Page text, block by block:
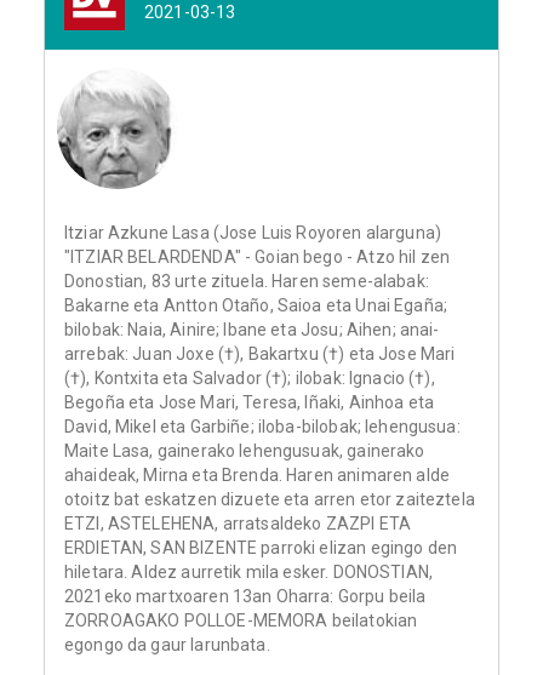
2021-03-13
Itziar Azkune Lasa (Jose Luis Royoren alarguna)
"ITZIAR BELARDENDA" - Goian bego - Atzo hil zen
Donostian, 83 urte zituela. Haren seme-alabak:
Bakarne eta Antton Otaño, Saioa eta Unai Egaña;
bilobak: Naia, Ainire; Ibane eta Josu; Aihen; anai-
arrebak: Juan Joxe (†), Bakartxu (†) eta Jose Mari
(†), Kontxita eta Salvador (†); ilobak: Ignacio (†),
Begoña eta Jose Mari, Teresa, Iñaki, Ainhoa eta
David, Mikel eta Garbiñe; iloba-bilobak; lehengusua:
Maite Lasa, gainerako lehengusuak, gainerako
ahaideak, Mirna eta Brenda. Haren animaren alde
otoitz bat eskatzen dizuete eta arren etor zaiteztela
ETZI, ASTELEHENA, arratsaldeko ZAZPI ETA
ERDIETAN, SAN BIZENTE parroki elizan egingo den
hiletara. Aldez aurretik mila esker. DONOSTIAN,
2021eko martxoaren 13an Oharra: Gorpu beila
ZORROAGAKO POLLOE-MEMORA beilatokian
egongo da gaur larunbata.